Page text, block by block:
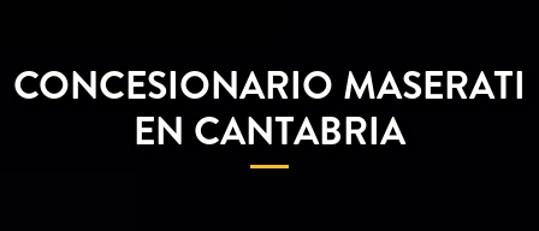
CONCESIONARIO MASERATI
EN CANTABRIA